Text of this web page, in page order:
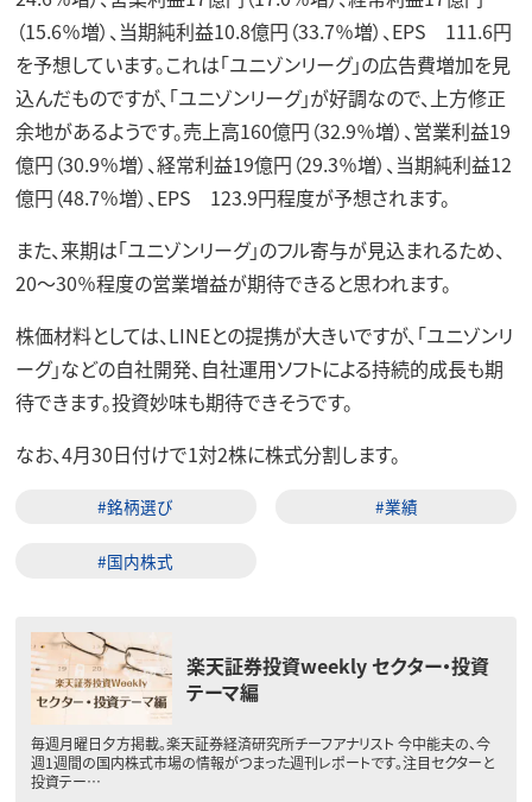
（15.6％増）、当期純利益10.8億円（33.7％増）、EPS 111.6円
を予想しています。これは「ユニゾンリーグ」の広告費増加を見
込んだものですが、「ユニゾンリーグ」が好調なので、上方修正
余地があるようです。売上高160億円（32.9％増）、営業利益19
億円（30.9％増）、経常利益19億円（29.3％増）、当期純利益12
億円（48.7％増）、EPS 123.9円程度が予想されます。
また、来期は「ユニゾンリーグ」のフル寄与が見込まれるため、
20～30％程度の営業増益が期待できると思われます。
株価材料としては、LINEとの提携が大きいですが、「ユニゾンリ
ーグ」などの自社開発、自社運用ソフトによる持続的成長も期
待できます。投資妙味も期待できそうです。
なお、4月30日付けで1対2株に株式分割します。
#銘柄選び #業績
#国内株式
楽天証券投資weekly セクター・投資
テーマ編
毎週月曜日夕方掲載。楽天証券経済研究所チーフアナリスト 今中能夫の、今
週1週間の国内株式市場の情報がつまった週刊レポートです。注目セクターと
投資テー…